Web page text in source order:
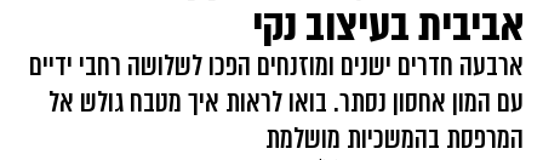
אביבית בעיצוב נקי
ארבעה חדרים ישנים ומוזנחים הפכו לשלושה רחבי ידיים
עם המון אחסון נסתר. בואו לראות איך מטבח גולש אל
המרפסת בהמשכיות מושלמת